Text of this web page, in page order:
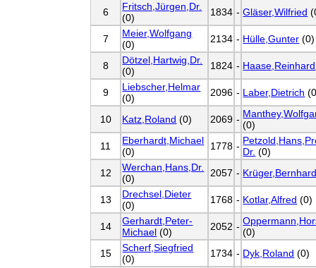
6
Fritsch,Jürgen,Dr.
(0)
1834 - Gläser,Wilfried
7
Meier,Wolfgang
(0)
2134 - Hülle,Gunter (0)
8
Dötzel,Hartwig,Dr.
(0)
1824 - Haase,Reinhard
9
Liebscher,Helmar
(0)
2096 - Laber,Dietrich
10 Katz,Roland (0) 2069 - (0)
11
Eberhardt,Michael
(0)
1778 - Dr. (0)
12
Werchan,Hans,Dr.
(0)
2057 -
13
Drechsel,Dieter
(0)
1768 - Kotlar,Alfred (0)
14
Gerhardt,Peter-
Michael (0) 2052 - (0)
15
Scherf,Siegfried
(0)
1734 - Dyk,Roland (0)